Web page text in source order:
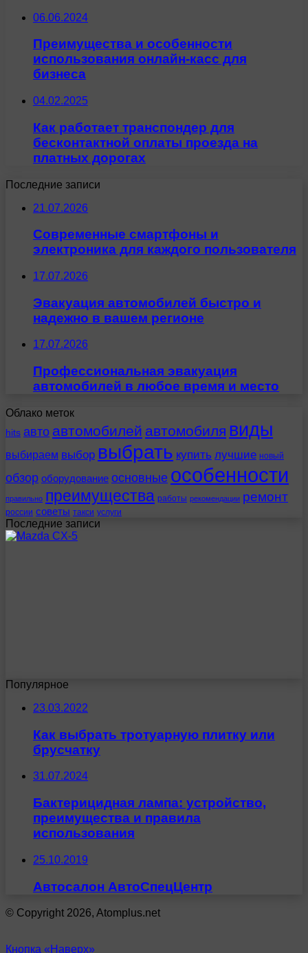
06.06.2024
Преимущества и особенности
использования онлайн-касс для
бизнеса
04.02.2025
Как работает транспондер для
бесконтактной оплаты проезда на
платных дорогах
Последние записи
21.07.2026
Современные смартфоны и
электроника для каждого пользователя
17.07.2026
Эвакуация автомобилей быстро и
надежно в вашем регионе
17.07.2026
Профессиональная эвакуация
автомобилей в любое время и место
Облако меток
hits авто автомобилей автомобиля виды
выбираем выбор выбрать купить лучшие новый
обзор оборудование основные особенности
правильно преимущества работы рекомендации ремонт
россии советы такси услуги
Последние записи
Популярное
23.03.2022
Как выбрать тротуарную плитку или
брусчатку
31.07.2024
Бактерицидная лампа: устройство,
преимущества и правила
использования
25.10.2019
Автосалон АвтоСпецЦентр
© Copyright 2026, Atomplus.net
Кнопка «Наверх»